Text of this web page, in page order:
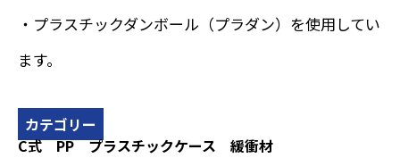
・プラスチックダンボール（プラダン）を使用してい
ます。
カテゴリー
C式
PP プラスチックケース 緩衝材